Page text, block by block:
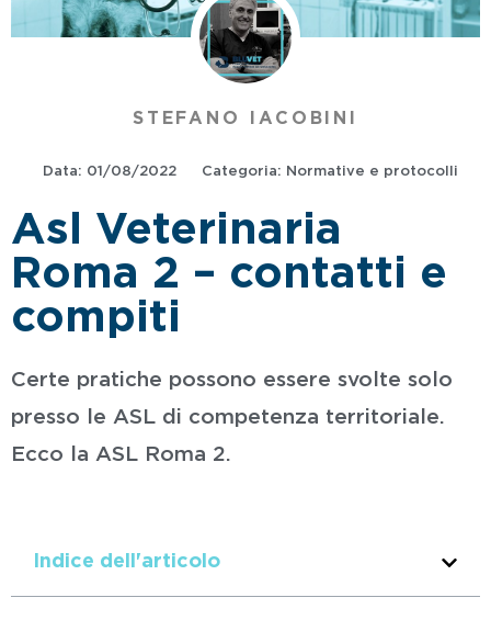
STEFANO IACOBINI
Data: 01/08/2022 Categoria: Normative e protocolli
Asl Veterinaria
Roma 2 – contatti e
compiti
Certe pratiche possono essere svolte solo
presso le ASL di competenza territoriale.
Ecco la ASL Roma 2.
Indice dell'articolo